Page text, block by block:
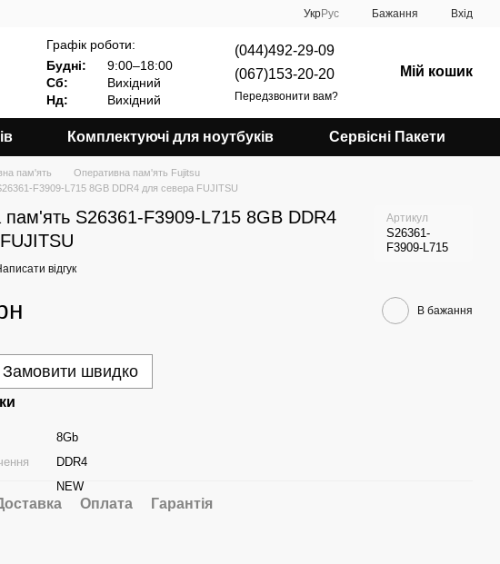
УкрРус Бажання Вхід
Графік роботи:
Будні:
9:00–18:00
Сб:
Вихідний
Нд:
Вихідний
(044)492-29-09
(067)153-20-20
Передзвонити вам?
Мій кошик
Комплектуючі для ноутбуків Сервісні Пакети
пам'ять
Оперативна пам'ять Fujitsu
F3909-L715 8GB DDR4 для севера FUJITSU
S26361-F3909-L715 8GB DDR4
Артикул
S26361-
F3909-L715
відгук
В бажання
Замовити швидко
8Gb
DDR4
NEW
Оплата Гарантія